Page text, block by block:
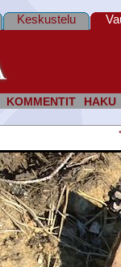
KOMMENTIT HAKU
Keskustelu